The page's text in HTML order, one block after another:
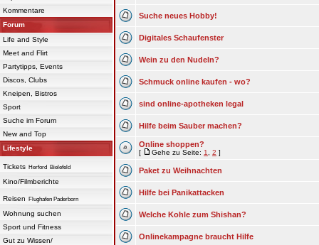
Kommentare
Forum
Life and Style
Meet and Flirt
Partytipps, Events
Discos, Clubs
Kneipen, Bistros
Sport
Suche im Forum
New and Top
Lifestyle
Tickets Herford Bielefeld
Kino/Filmberichte
Reisen Flughafen Paderborn
Wohnung suchen
Sport und Fitness
Gut zu Wissen/
Suche neues Hobby!
Digitales Schaufenster
Wein zu den Nudeln?
Schmuck online kaufen - wo?
sind online-apotheken legal
Hilfe beim Sauber machen?
Online shoppen?
[ Gehe zu Seite: 1 2 ]
Paket zu Weihnachten
Hilfe bei Panikattacken
Welche Kohle zum Shishan?
Onlinekampagne braucht Hilfe